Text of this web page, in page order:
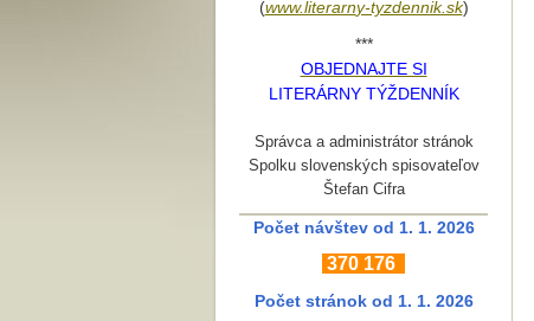
(www.literarny-tyzdennik.sk)
***
OBJEDNAJTE SI
LITERÁRNY TÝŽDENNÍK
Správca a administrátor stránok
Spolku slovenských spisovateľov
Štefan Cifra
Počet návštev od 1. 1. 2026
370 176
Počet stránok od 1. 1. 2026